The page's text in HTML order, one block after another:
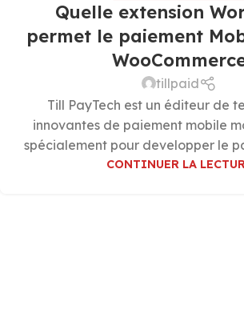
Quelle extension
permet le paiement
tillpaid
Till PayTech est un éditeur de
innovantes de paiement mobile
spécialement pour developper le
CONTINUER LA